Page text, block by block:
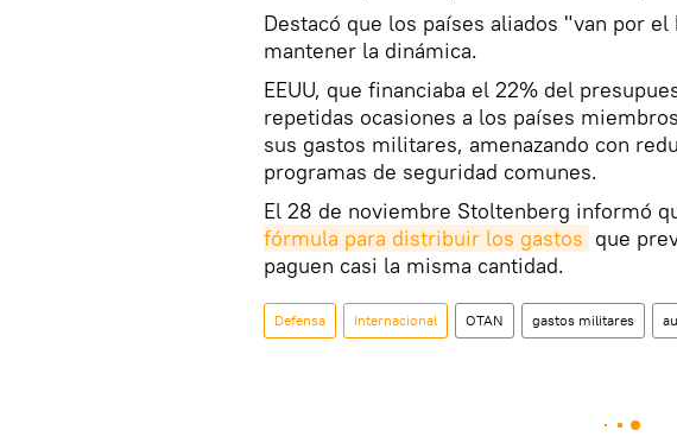
Destacó que los países aliados "van por
mantener la dinámica.
EEUU, que financiaba el 22% del
repetidas ocasiones a los países
sus gastos militares, amenazando con
programas de seguridad comunes.
El 28 de noviembre Stoltenberg informó
fórmula para distribuir los gastos que
paguen casi la misma cantidad.
Defensa Internacional OTAN gastos militares